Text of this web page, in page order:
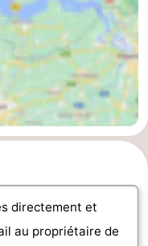
directement et
au propriétaire de